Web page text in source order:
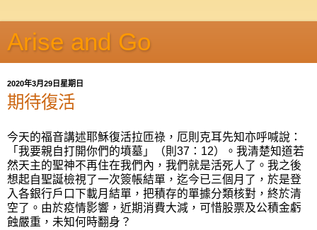
Arise and Go
2020年3月29日星期日
期待復活
今天的福音講述耶穌復活拉匝祿，厄則克耳先知亦呼喊說：
「我要親自打開你們的墳墓」（則 37 ： 12）。我清楚知道若
然天主的聖神不再住在我們內， 我們就是活死人了。我之後
想起自聖誕檢視了一次簽帳結單，迄今已三個月了，於是登
入各銀行戶口下載月結單，把積存的單據分類核對，終於清
空了。由於疫情影響，近期消費大減，可惜股票及公積金虧
蝕嚴重，未知何時翻身？